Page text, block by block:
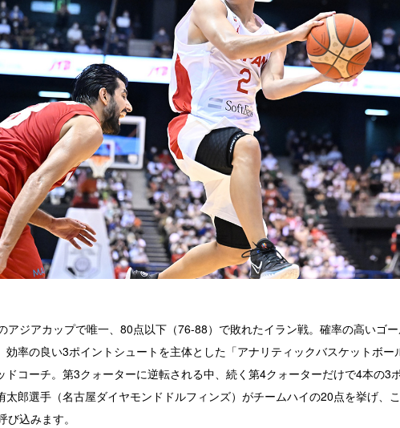
アジアカップで唯一、80点以下（76-88）で敗れたイラン戦。確率の高いゴ
効率の良い3ポイントシュートを主体とした「アナリティックバスケットボー
ドコーチ。第3クォーターに逆転される中、続く第4クォーターだけで4本の3
太郎選手（名古屋ダイヤモンドドルフィンズ）がチームハイの20点を挙げ、
込みます。